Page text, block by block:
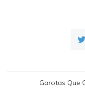
Garotas Que